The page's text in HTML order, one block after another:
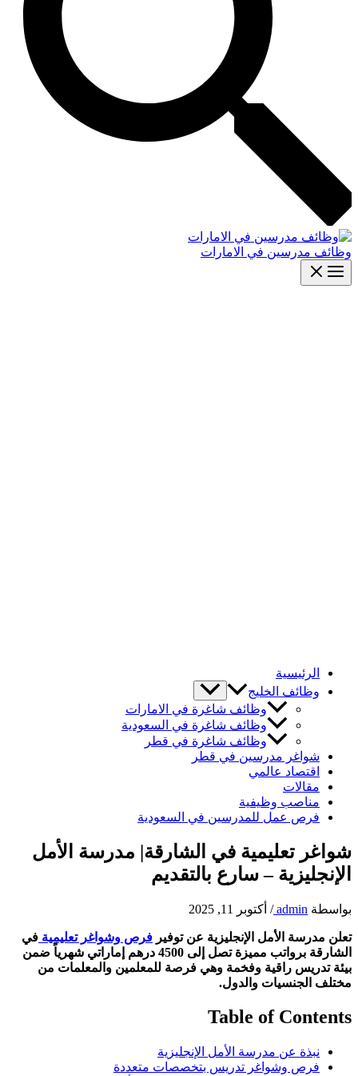
وظائف مدرسين في الامارات
الرئيسية
وظائف الخليج
وظائف شاغرة في الامارات
وظائف شاغرة في السعودية
وظائف شاغرة في قطر
شواغر مدرسين في قطر
اقتصاد عالمي
مقالات
مناصب وظيفية
فرص عمل للمدرسين في السعودية
شواغر تعليمية في الشارقة| مدرسة الأمل
الإنجليزية – سارع بالتقديم
بواسطة admin
/ أكتوبر 11, 2025
تعلن مدرسة الأمل الإنجليزية عن توفير فرص وشواغر تعليمية في
الشارقة برواتب مميزة تصل إلى 4500 درهم إماراتي شهرياً ضمن
بيئة تدريس راقية وفخمة وهي فرصة للمعلمين والمعلمات من
مختلف الجنسيات والدول.
Table of Contents
نبذة عن مدرسة الأمل الإنجليزية
فرص وشواغر تدريس بتخصصات متعددة